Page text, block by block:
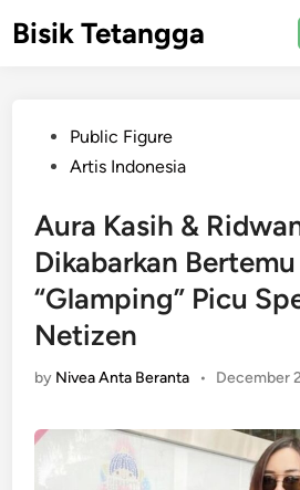
toBisik Tetangga
PostedPublic Figure
Artis Indonesia
Aura Kasih &
Dikabarkan
“Glamping” Picu
Netizen
by Nivea Anta Beranta • December